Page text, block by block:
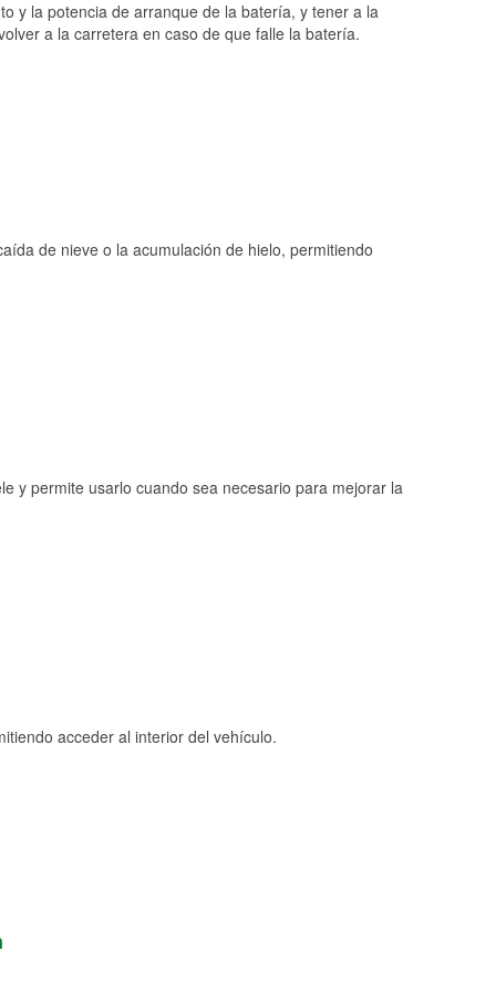
y la potencia de arranque de la batería, y tener a la
a la carretera en caso de que falle la batería.
de nieve o la acumulación de hielo, permitiendo
y permite usarlo cuando sea necesario para mejorar la
acceder al interior del vehículo.